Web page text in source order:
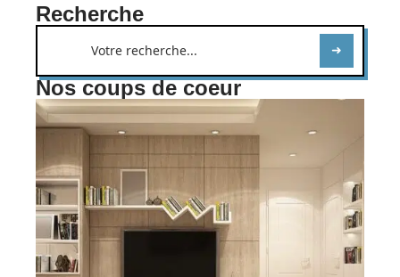
Recherche
Nos coups de coeur